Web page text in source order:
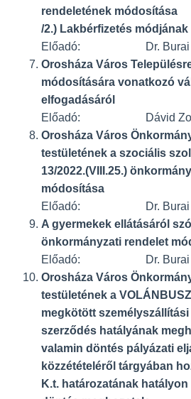
rendeletének módosítása
/2.) Lakbérfizetés
Előadó: Dr. Burai
Orosháza Város
módosítására vonatkozó
elfogadásáról
Előadó: Dávid Zoltán
Orosháza Város
testületének a szociális
13/2022.(VIII.25.)
módosítása
Előadó: Dr. Burai
A gyermekek ellátásáról
önkormányzati rendelet
Előadó: Dr. Burai
Orosháza Város
testületének a
megkötött
szerződés hatályának
valamin döntés pályázati
közzétételéről tárgyában
K.t. határozatának